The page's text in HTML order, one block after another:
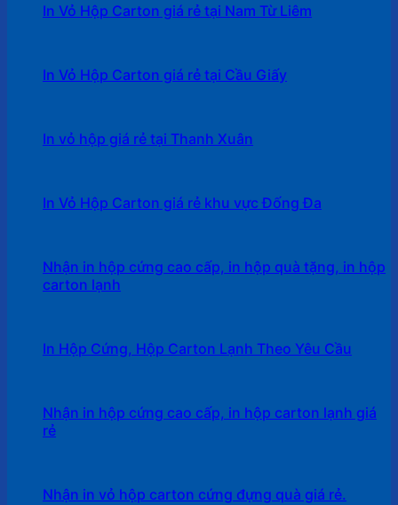
In Vỏ Hộp Carton giá rẻ tại Nam Từ Liêm
In Vỏ Hộp Carton giá rẻ tại Cầu Giấy
In vỏ hộp giá rẻ tại Thanh Xuân
In Vỏ Hộp Carton giá rẻ khu vực Đống Đa
Nhận in hộp cứng cao cấp, in hộp quà tặng, in hộp
carton lạnh
In Hộp Cứng, Hộp Carton Lạnh Theo Yêu Cầu
Nhận in hộp cứng cao cấp, in hộp carton lạnh giá
rẻ
Nhận in vỏ hộp carton cứng đựng quà giá rẻ.